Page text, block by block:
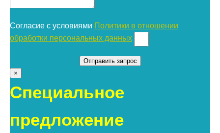
Согласие с условиями Политики в отношении
обработки персональных данных
×
Специальное
предложение